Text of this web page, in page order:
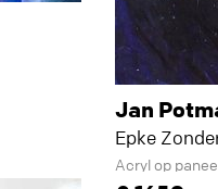
Jan
Epke
Acryl op